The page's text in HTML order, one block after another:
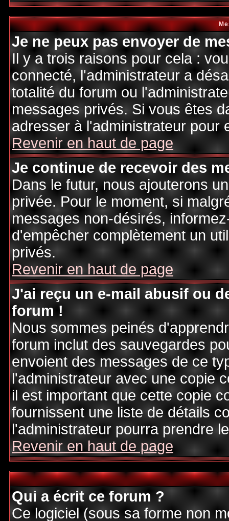
Je ne peux pas envoyer de
Il y a trois raisons pour cela :
connecté, l'administrateur a
totalité du forum ou
messages privés. Si vous êtes
adresser à l'administrateur pour
Revenir en haut de page
Je continue de recevoir des
Dans le futur, nous ajouterons
privée. Pour le moment, si
messages non-désirés,
d'empêcher complètement un
privés.
Revenir en haut de page
J'ai reçu un e-mail abusif ou
forum !
Nous sommes peinés
forum inclut des sauvegardes
envoient des messages de ce
l'administrateur avec une copie
il est important que cette copie
fournissent une liste de détails
l'administrateur pourra prendre
Revenir en haut de page
Qui a écrit ce forum ?
Ce logiciel (sous sa forme non